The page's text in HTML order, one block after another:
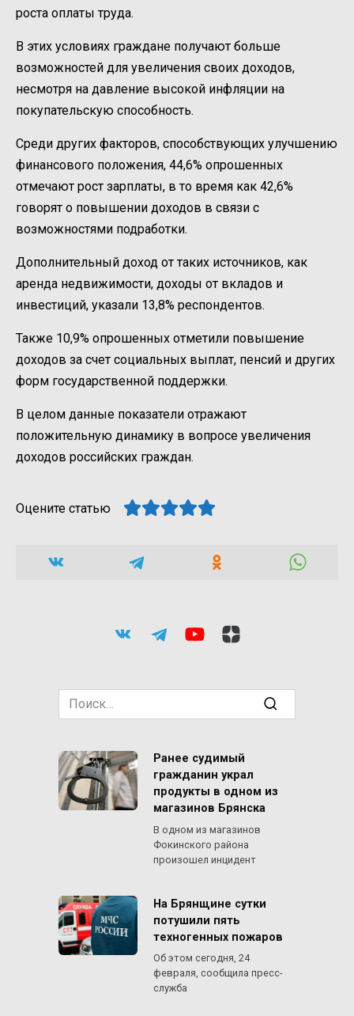
роста оплаты труда.
В этих условиях граждане получают больше
возможностей для увеличения своих доходов,
несмотря на давление высокой инфляции на
покупательскую способность.
Среди других факторов, способствующих улучшению
финансового положения, 44,6% опрошенных
отмечают рост зарплаты, в то время как 42,6%
говорят о повышении доходов в связи с
возможностями подработки.
Дополнительный доход от таких источников, как
аренда недвижимости, доходы от вкладов и
инвестиций, указали 13,8% респондентов.
Также 10,9% опрошенных отметили повышение
доходов за счет социальных выплат, пенсий и других
форм государственной поддержки.
В целом данные показатели отражают
положительную динамику в вопросе увеличения
доходов российских граждан.
Оцените статью
Search
for:
Ранее судимый
гражданин украл
продукты в одном из
магазинов Брянска
В одном из магазинов
Фокинского района
произошел инцидент
На Брянщине сутки
потушили пять
техногенных пожаров
Об этом сегодня, 24
февраля, сообщила пресс-
служба